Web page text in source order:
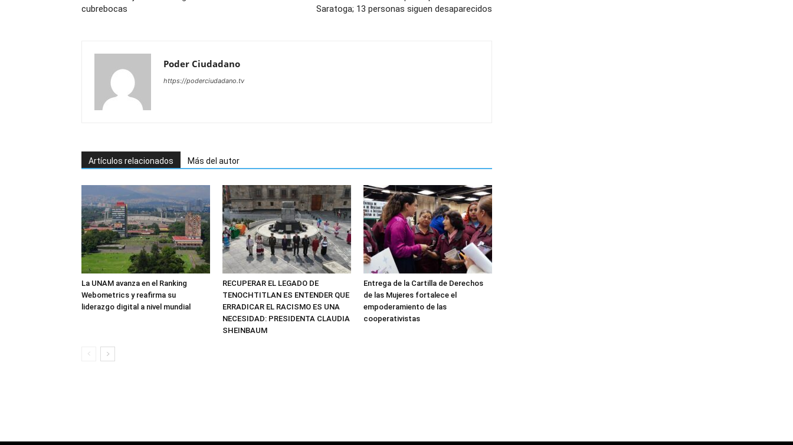
cubrebocas
Saratoga; 13 personas siguen desaparecidos
Poder Ciudadano
https://poderciudadano.tv
Artículos relacionados Más del autor
La UNAM avanza en el Ranking
Webometrics y reafirma su
liderazgo digital a nivel mundial
RECUPERAR EL LEGADO DE
TENOCHTITLAN ES ENTENDER QUE
ERRADICAR EL RACISMO ES UNA
NECESIDAD: PRESIDENTA CLAUDIA
SHEINBAUM
Entrega de la Cartilla de Derechos
de las Mujeres fortalece el
empoderamiento de las
cooperativistas